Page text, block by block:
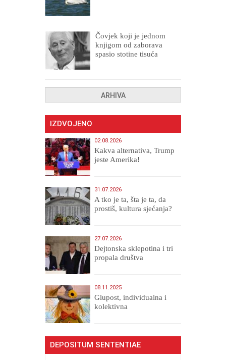
Čovjek koji je jednom
knjigom od zaborava
spasio stotine tisuća
ARHIVA
IZDVOJENO
02.08.2026
Kakva alternativa, Trump
jeste Amerika!
31.07.2026
A tko je ta, šta je ta, da
prostiš, kultura sjećanja?
27.07.2026
Dejtonska sklepotina i tri
propala društva
08.11.2025
Glupost, individualna i
kolektivna
DEPOSITUM SENTENTIAE